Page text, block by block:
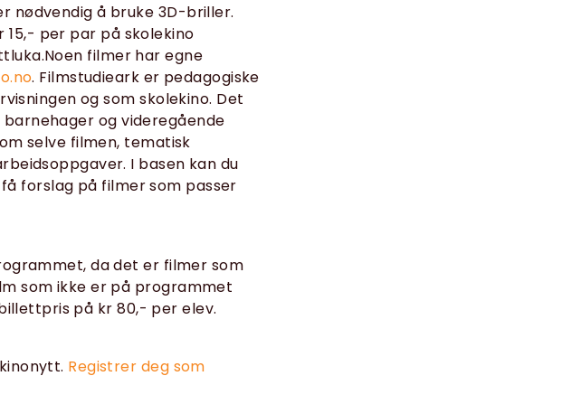
nødvendig å bruke 3D-briller.
15,- per par på skolekino
filmer har egne
. Filmstudieark er pedagogiske
og som skolekino. Det
og videregående
selve filmen, tematisk
I basen kan du
forslag på filmer som passer
da det er filmer som
som ikke er på programmet
på kr 80,- per elev.
Registrer deg som